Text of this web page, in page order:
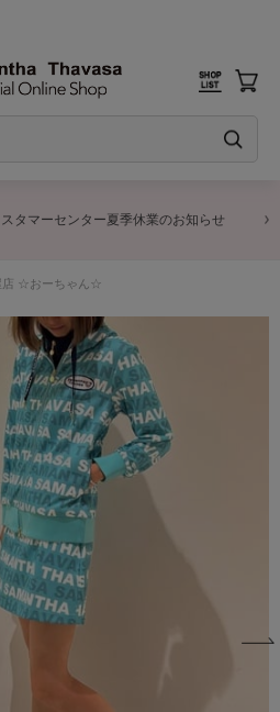
タマーセンター夏季休業のお知らせ
店 ☆おーちゃん☆